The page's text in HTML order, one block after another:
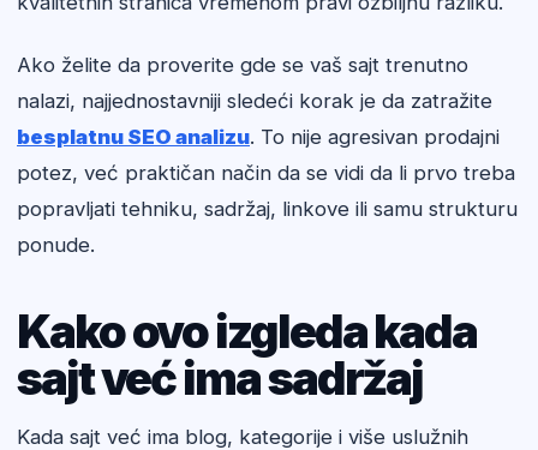
Ako želite da proverite gde se vaš sajt trenutno
nalazi, najjednostavniji sledeći korak je da zatražite
besplatnu SEO analizu. To nije agresivan prodajni
potez, već praktičan način da se vidi da li prvo treba
popravljati tehniku, sadržaj, linkove ili samu strukturu
ponude.
Kako ovo izgleda kada
sajt već ima sadržaj
Kada sajt već ima blog, kategorije i više uslužnih